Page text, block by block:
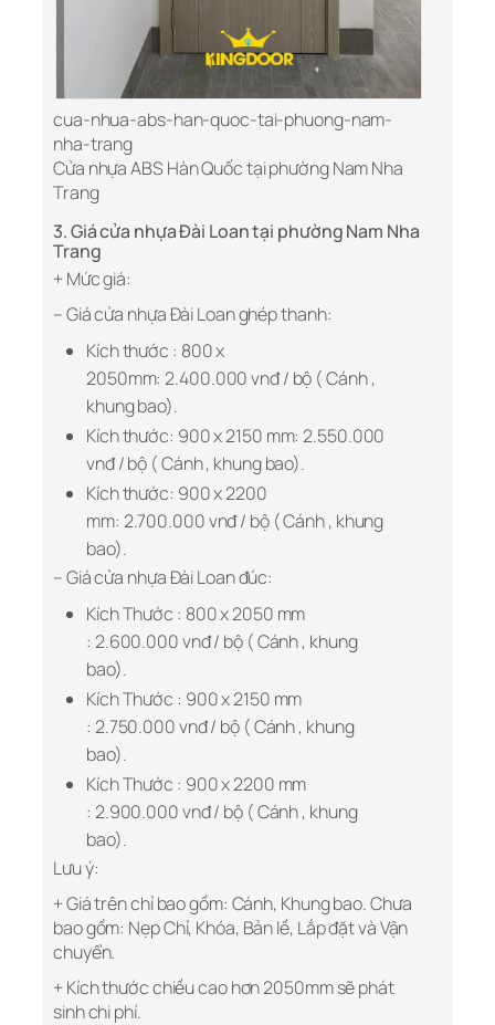
cua-nhua-abs-han-quoc-tai-phuong-nam-
nha-trang
Cửa nhựa ABS Hàn Quốc tại phường Nam Nha
Trang
3. Giá cửa nhựa Đài Loan tại phường Nam Nha
Trang
+ Mức giá:
– Giá cửa nhựa Đài Loan ghép thanh:
Kích thước : 800 x
2050mm: 2.400.000 vnđ / bộ ( Cánh ,
khung bao).
Kích thước: 900 x 2150 mm: 2.550.000
vnđ / bộ ( Cánh , khung bao).
Kích thước: 900 x 2200
mm: 2.700.000 vnđ / bộ ( Cánh , khung
bao).
– Giá cửa nhựa Đài Loan đúc:
Kích Thước : 800 x 2050 mm
: 2.600.000 vnđ / bộ ( Cánh , khung
bao).
Kích Thước : 900 x 2150 mm
: 2.750.000 vnđ / bộ ( Cánh , khung
bao).
Kích Thước : 900 x 2200 mm
: 2.900.000 vnđ / bộ ( Cánh , khung
bao).
Lưu ý:
+ Giá trên chỉ bao gồm: Cánh, Khung bao. Chưa
bao gồm: Nẹp Chỉ, Khóa, Bản lề, Lắp đặt và Vận
chuyển.
+ Kích thước chiều cao hơn 2050mm sẽ phát
sinh chi phí.